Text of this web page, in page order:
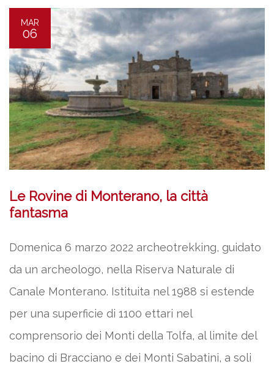
MAR
06
Le Rovine di Monterano, la città
fantasma
Domenica 6 marzo 2022 archeotrekking, guidato
da un archeologo, nella Riserva Naturale di
Canale Monterano. Istituita nel 1988 si estende
per una superficie di 1100 ettari nel
comprensorio dei Monti della Tolfa, al limite del
bacino di Bracciano e dei Monti Sabatini, a soli